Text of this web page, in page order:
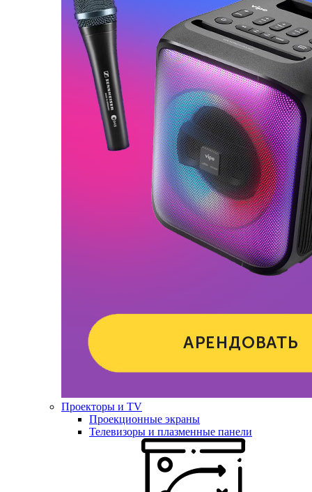
Проекторы и TV
Проекционные экраны
Телевизоры и плазменные панели